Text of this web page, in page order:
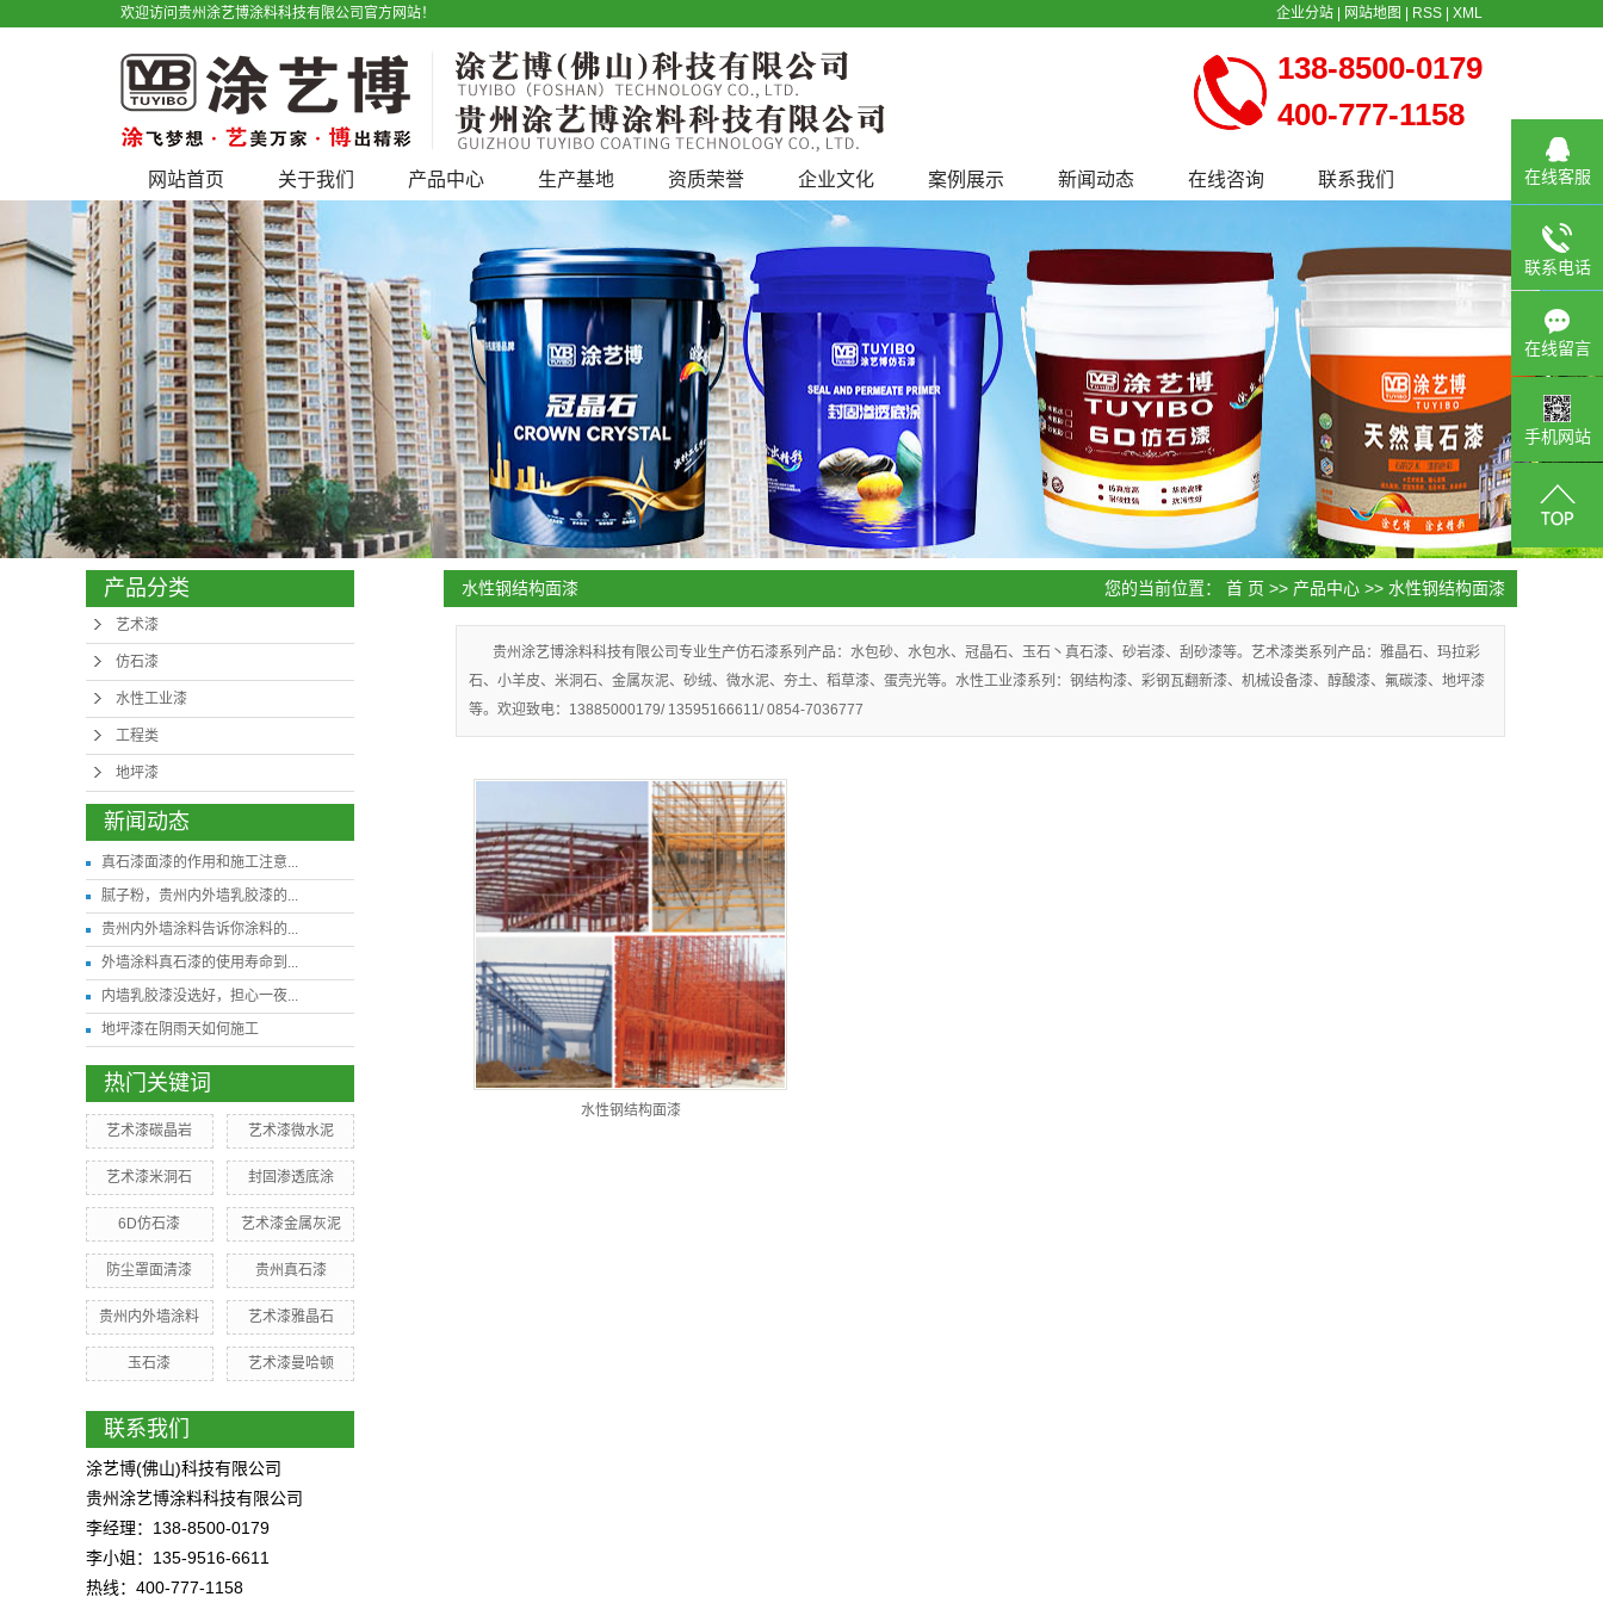
欢迎访问贵州涂艺博涂料科技有限公司官方网站！ 企业分站 网站地图 RSS XML
138-8500-0179
400-777-1158
网站首页 关于我们
公司简介
宣传视频
户外广告
产品优势
产品中心
仿石漆
水性工业漆
工程类
地坪漆
生产基地 资质荣誉 企业文化 案例展示 新闻动态 在线咨询 联系我们
产品分类
艺术漆
仿石漆
水性工业漆
工程类
地坪漆
新闻动态
真石漆面漆的作用和施工注意...
腻子粉，贵州内外墙乳胶漆的...
贵州内外墙涂料告诉你涂料的...
外墙涂料真石漆的使用寿命到...
内墙乳胶漆没选好，担心一夜...
地坪漆在阴雨天如何施工
热门关键词
艺术漆碳晶岩 艺术漆微水泥
艺术漆米洞石 封固渗透底涂
6D仿石漆 艺术漆金属灰泥
防尘罩面清漆 贵州真石漆
贵州内外墙涂料 艺术漆雅晶石
玉石漆 艺术漆曼哈顿
联系我们
涂艺博(佛山)科技有限公司
贵州涂艺博涂料科技有限公司
李经理：138-8500-0179
李小姐：135-9516-6611
热线：400-777-1158
水性钢结构面漆 您的当前位置： 首 页 >> 产品中心 >> 水性钢结构面漆
贵州涂艺博涂料科技有限公司专业生产仿石漆系列产品：水包砂、水包水、冠晶石、玉石丶真石漆、砂岩漆、刮砂漆等。艺术漆类系列产品：雅晶石、玛拉彩
石、小羊皮、米洞石、金属灰泥、砂绒、微水泥、夯土、稻草漆、蛋壳光等。水性工业漆系列：钢结构漆、彩钢瓦翻新漆、机械设备漆、醇酸漆、氟碳漆、地坪漆
等。欢迎致电：13885000179/ 13595166611/ 0854-7036777
水性钢结构面漆
在线客服
联系电话
在线留言
手机网站